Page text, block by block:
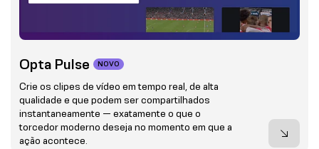
Opta Pulse NOVO
Crie os clipes de vídeo em tempo real, de alta
qualidade e que podem ser compartilhados
instantaneamente — exatamente o que o
torcedor moderno deseja no momento em que a
ação acontece.